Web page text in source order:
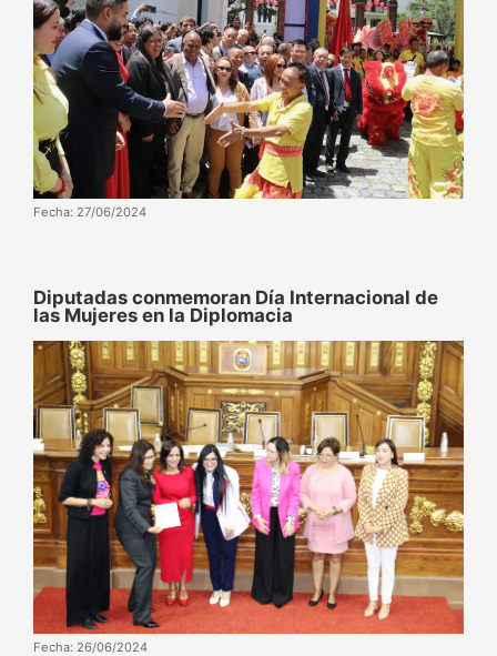
Fecha: 27/06/2024
Diputadas conmemoran Día Internacional de
las Mujeres en la Diplomacia
Fecha: 26/06/2024